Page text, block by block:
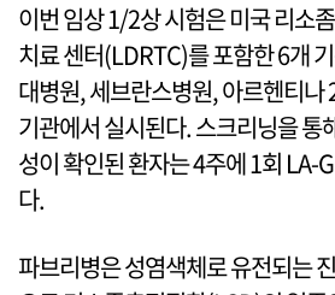
이번 임상 1/2상 시험은 미국 리소
치료 센터(LDRTC)를 포함한 6개
대병원, 세브란스병원, 아르헨티나
기관에서 실시된다. 스크리닝을 통
성이 확인된 환자는 4주에 1회 LA-
다.
파브리병은 성염색체로 유전되는